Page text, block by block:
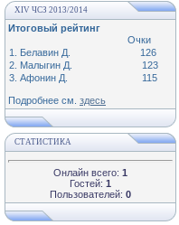
XIV ЧСЗ 2013/2014
Итоговый рейтинг
Очки
1. Белавин Д.
126
2. Малыгин Д.
123
3. Афонин Д.
115
Подробнее см. здесь
СТАТИСТИКА
Онлайн всего: 1
Гостей: 1
Пользователей: 0